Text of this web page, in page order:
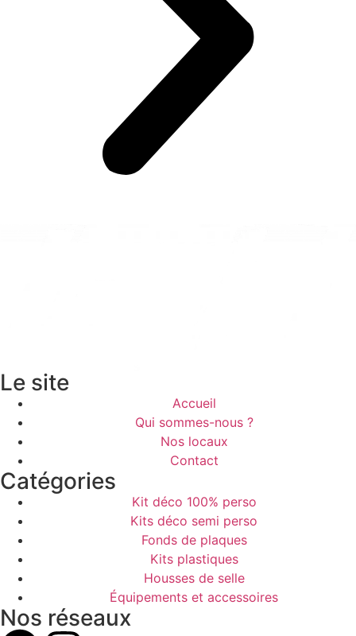
Le site
Accueil
Qui sommes-nous ?
Nos locaux
Contact
Catégories
Kit déco 100% perso
Kits déco semi perso
Fonds de plaques
Kits plastiques
Housses de selle
Équipements et accessoires
Nos réseaux